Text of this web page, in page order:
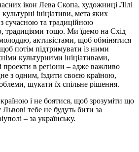
ікон Лева Скопа, художниці Лілі
ініціативи, мета яких
сучасною та традиційною
традиціями тощо. Ми їдемо на Схід
активістами, щоб обмінятися
потім підтримувати із ними
культурними ініціативами,
проекти в регіони – адже важливо
з одним, їздити своєю країною,
шукати їх спільне рішення.
і не боятися, щоб зрозуміти що
тебе не будуть бити за
– за українську.